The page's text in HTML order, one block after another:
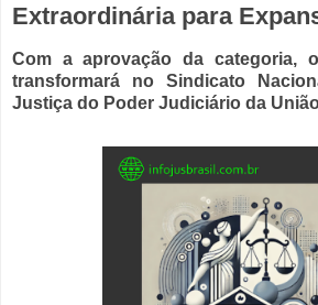
Extraordinária para
Com a aprovação da categoria,
transformará no Sindicato
Justiça do Poder Judiciário da